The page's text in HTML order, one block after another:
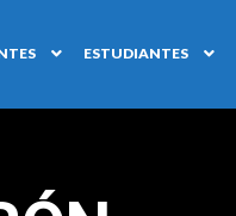
ESTUDIANTES